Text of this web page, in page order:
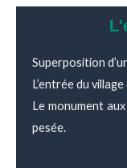
Superposition
L’entrée du
Le monument
pesée.